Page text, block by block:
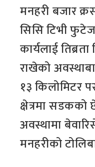
मनहरी बजार
सिसि टिभी
कार्यलाई
राखेको
१३ किलोमिटर
क्षेत्रमा सडकको
अवस्थामा
मनहरीको